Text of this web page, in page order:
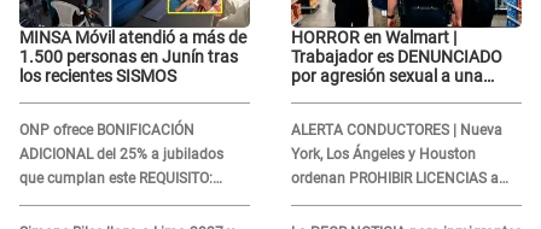
MINSA Móvil atendió a más de
1.500 personas en Junín tras
los recientes SISMOS
ONP ofrece BONIFICACIÓN
ADICIONAL del 25% a jubilados
que cumplan este REQUISITO:
revisa si accedes aquí
HORROR en Walmart |
Trabajador es DENUNCIADO
por agresión sexual a una
ALERTA CONDUCTORES | Nueva
York, Los Ángeles y Houston
ordenan PROHIBIR LICENCIAS a
quienes no presenten ESTE